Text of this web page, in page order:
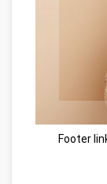
Footer